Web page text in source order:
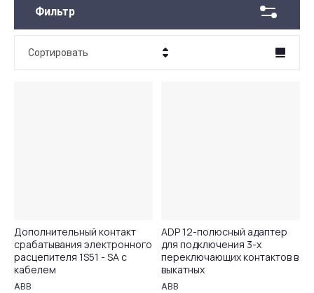
Фильтр
Сортировать
Дополнительный контакт
срабатывания электронного
расцепителя 1S51 - SA с
кабелем
ABB
ADP 12-полюсный адаптер
для подключения 3-х
переключающих контактов в
выкатных
ABB